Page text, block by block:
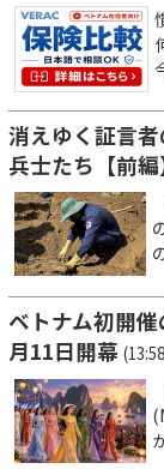
消えゆく証言
兵士たち【前編
ベトナム初開
月11日開幕